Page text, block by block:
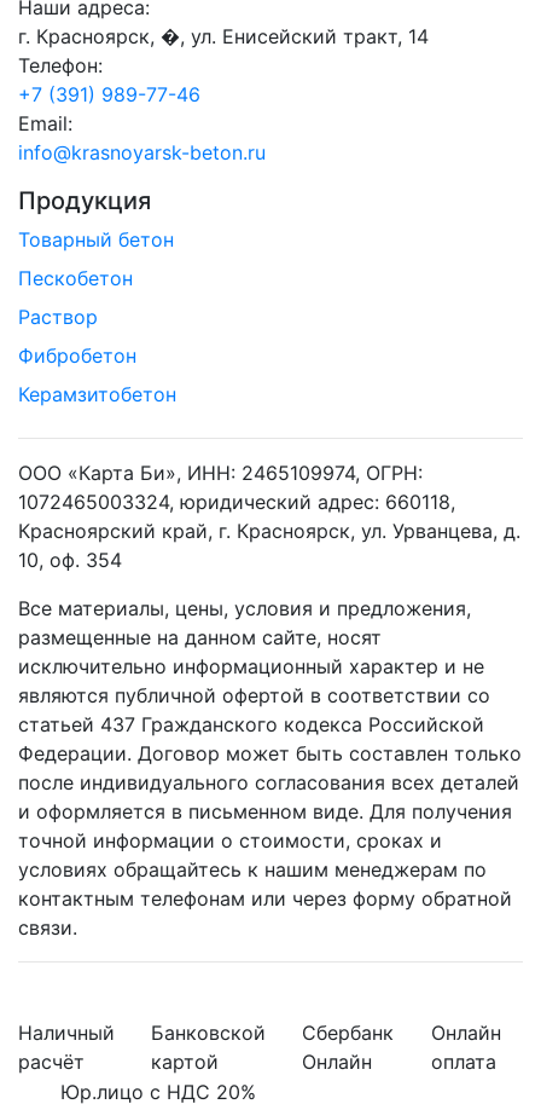
Наши адреса:
г. Красноярск, �, ул. Енисейский тракт, 14
Телефон:
+7 (391) 989-77-46
Email:
info@krasnoyarsk-beton.ru
Продукция
Товарный бетон
Пескобетон
Раствор
Фибробетон
Керамзитобетон
ООО «Карта Би», ИНН: 2465109974, ОГРН:
1072465003324, юридический адрес: 660118,
Красноярский край, г. Красноярск, ул. Урванцева, д.
10, оф. 354
Все материалы, цены, условия и предложения,
размещенные на данном сайте, носят
исключительно информационный характер и не
являются публичной офертой в соответствии со
статьей 437 Гражданского кодекса Российской
Федерации. Договор может быть составлен только
после индивидуального согласования всех деталей
и оформляется в письменном виде. Для получения
точной информации о стоимости, сроках и
условиях обращайтесь к нашим менеджерам по
контактным телефонам или через форму обратной
связи.
Наличный
расчёт
Банковской
картой
Сбербанк
Онлайн
Онлайн
оплата
Юр.лицо с НДС 20%